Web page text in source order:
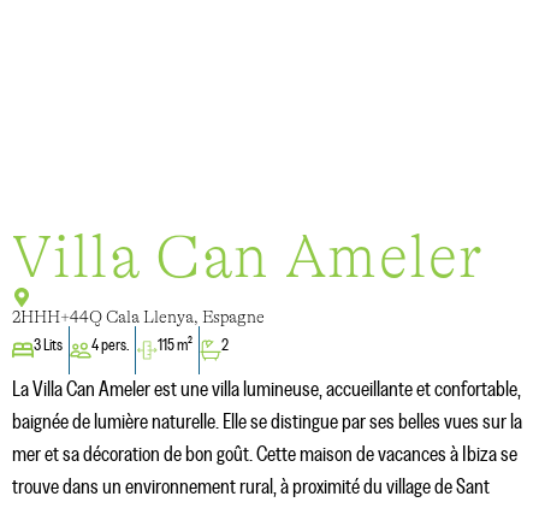
Villa Can Ameler
2HHH+44Q Cala Llenya, Espagne
3 Lits 4 pers. 115 m² 2
La Villa Can Ameler est une villa lumineuse, accueillante et confortable,
baignée de lumière naturelle. Elle se distingue par ses belles vues sur la
mer et sa décoration de bon goût. Cette maison de vacances à Ibiza se
trouve dans un environnement rural, à proximité du village de Sant